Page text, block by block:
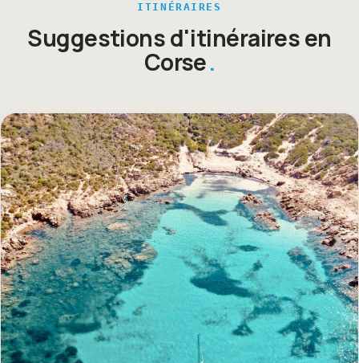
ITINÉRAIRES
Suggestions d'itinéraires en
Corse